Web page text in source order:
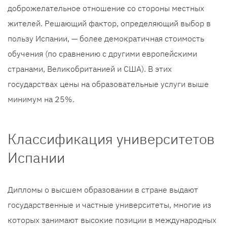
доброжелательное отношение со стороны местных
жителей. Решающий фактор, определяющий выбор в
пользу Испании, — более демократичная стоимость
обучения (по сравнению с другими европейскими
странами, Великобританией и США). В этих
государствах цены на образовательные услуги выше
минимум на 25%.
Классификация университетов
Испании
Дипломы о высшем образовании в стране выдают
государственные и частные университеты, многие из
которых занимают высокие позиции в международных